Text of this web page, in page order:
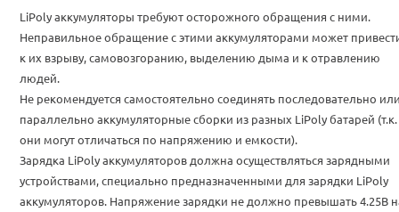
LiPoly аккумуляторы требуют осторожного обращения с ними.
Неправильное обращение с этими аккумуляторами может
к их взрыву, самовозгоранию, выделению дыма и к отравлению
людей.
Не рекомендуется самостоятельно соединять последовательно
параллельно аккумуляторные сборки из разных LiPoly батарей (т.к.
они могут отличаться по напряжению и емкости).
Зарядка LiPoly аккумуляторов должна осуществляться зарядными
устройствами, специально предназначенными для зарядки LiPoly
аккумуляторов. Напряжение зарядки не должно превышать 4.25В